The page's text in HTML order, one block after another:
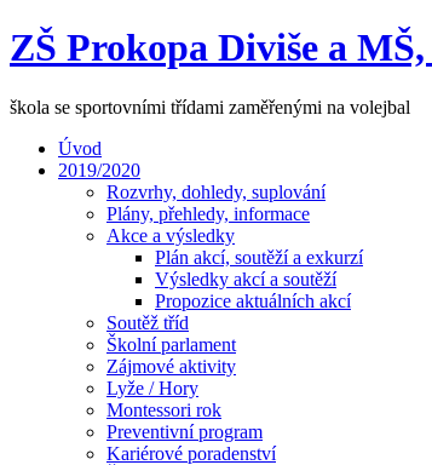
ZŠ Prokopa Diviše a
škola se sportovními třídami zaměřenými na volejbal
Úvod
2019/2020
Rozvrhy, dohledy, suplování
Plány, přehledy, informace
Akce a výsledky
Plán akcí, soutěží a exkurzí
Výsledky akcí a soutěží
Propozice aktuálních akcí
Soutěž tříd
Školní parlament
Zájmové aktivity
Lyže / Hory
Montessori rok
Preventivní program
Kariérové poradenství